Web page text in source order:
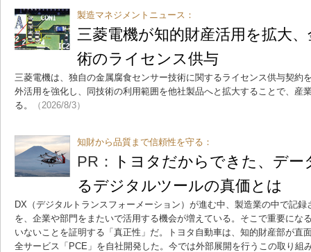
製造マネジメントニュース：
三菱電機が知的財産活用を拡大
術のライセンス供与
三菱電機は、独自の金属腐食センサー技術に関するライセンス供与契約
外活用を強化し、同技術の利用範囲を他社製品へと拡大することで、産
る。
（2026/8/3）
知財から品質まで信頼性を守る：
PR：
トヨタだからできた、デー
るデジタルツールの真価とは
DX（デジタルトランスフォーメーション）が進む中、製造業の中で記
を、企業や部門をまたいで活用する機会が増えている。そこで重要にな
いないことを証明する「真正性」だ。トヨタ自動車は、知的財産部が直
全サービス「PCE」を自社開発した。今では外部展開を行うこの取り組